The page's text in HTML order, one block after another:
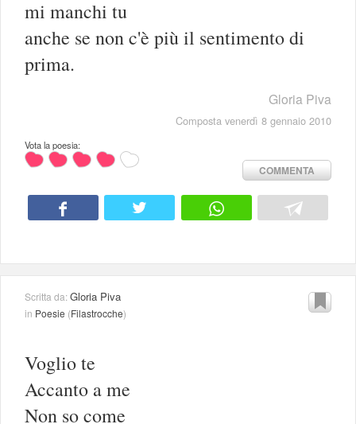
mi manchi tu
anche se non c'è più il sentimento di
prima.
Gloria Piva
Composta venerdì 8 gennaio 2010
Vota la poesia:
COMMENTA
Scritta da:Gloria Piva
in Poesie (Filastrocche)
Voglio te
Accanto a me
Non so come